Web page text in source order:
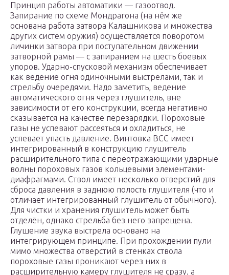
Принцип работы автоматики — газоотвод.
Запирание по схеме Мондрагона (на нём же
основана работа затвора Калашникова и множества
других систем оружия) осуществляется поворотом
личинки затвора при поступательном движении
затворной рамы — с запиранием на шесть боевых
упоров. Ударно-спусковой механизм обеспечивает
как ведение огня одиночными выстрелами, так и
стрельбу очередями. Надо заметить, ведение
автоматического огня через глушитель, вне
зависимости от его конструкции, всегда негативно
сказывается на качестве перезарядки. Пороховые
газы не успевают рассеяться и охладиться, не
успевает упасть давление. Винтовка ВСС имеет
интегрированный в конструкцию глушитель
расширительного типа с переотражающими ударные
волны пороховых газов кольцевыми элементами-
диафрагмами. Ствол имеет несколько отверстий для
сброса давления в заднюю полость глушителя (что и
отличает интегрированный глушитель от обычного).
Для чистки и хранения глушитель может быть
отделён, однако стрельба без него запрещена.
Глушение звука выстрела основано на
интегрирующем принципе. При прохождении пули
мимо множества отверстий в стенках ствола
пороховые газы проникают через них в
расширительную камеру глушителя не сразу, а